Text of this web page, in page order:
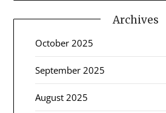
Archives
October 2025
September 2025
August 2025